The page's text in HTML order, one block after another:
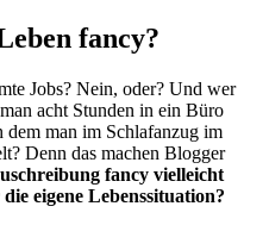
fancy?
Jobs? Nein, oder? Und wer
acht Stunden in ein Büro
dem man im Schlafanzug im
Denn das machen Blogger
fancy vielleicht
eigene Lebenssituation?